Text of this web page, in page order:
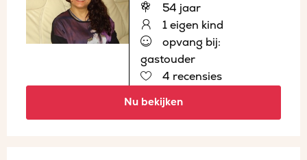
54 jaar
1 eigen kind
opvang bij:
gastouder
4 recensies
Nu bekijken